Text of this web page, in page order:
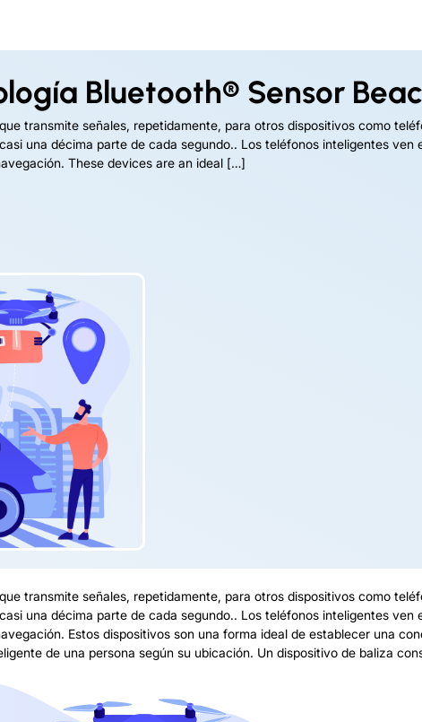
Bluetooth® Sensor
transmite señales, repetidamente, para otros dispositivos como
una décima parte de cada segundo.. Los teléfonos inteligentes ven
These devices are an ideal […]
transmite señales, repetidamente, para otros dispositivos como
una décima parte de cada segundo.. Los teléfonos inteligentes ven
Estos dispositivos son una forma ideal de establecer una
de una persona según su ubicación. Un dispositivo de baliza